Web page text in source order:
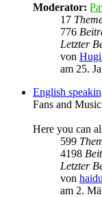
Moderator:
17
776
Letzter
von
am 25.
English
Fans and
Here you can
599
4198
Letzter
von
am 2.